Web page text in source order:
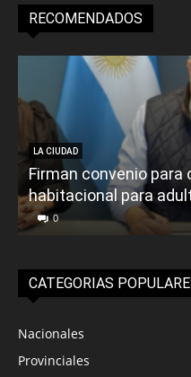
RECOMENDADOS
LA CIUDAD
Firman convenio
habitacional para
0
CATEGORIAS
Nacionales
Provinciales